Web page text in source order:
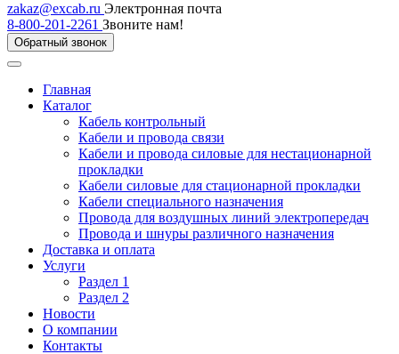
zakaz@excab.ru Электронная почта
8-800-201-2261 Звоните нам!
Обратный звонок
Главная
Каталог
Кабель контрольный
Кабели и провода связи
Кабели и провода силовые для нестационарной
прокладки
Кабели силовые для стационарной прокладки
Кабели специального назначения
Провода для воздушных линий электропередач
Провода и шнуры различного назначения
Доставка и оплата
Услуги
Раздел 1
Раздел 2
Новости
О компании
Контакты